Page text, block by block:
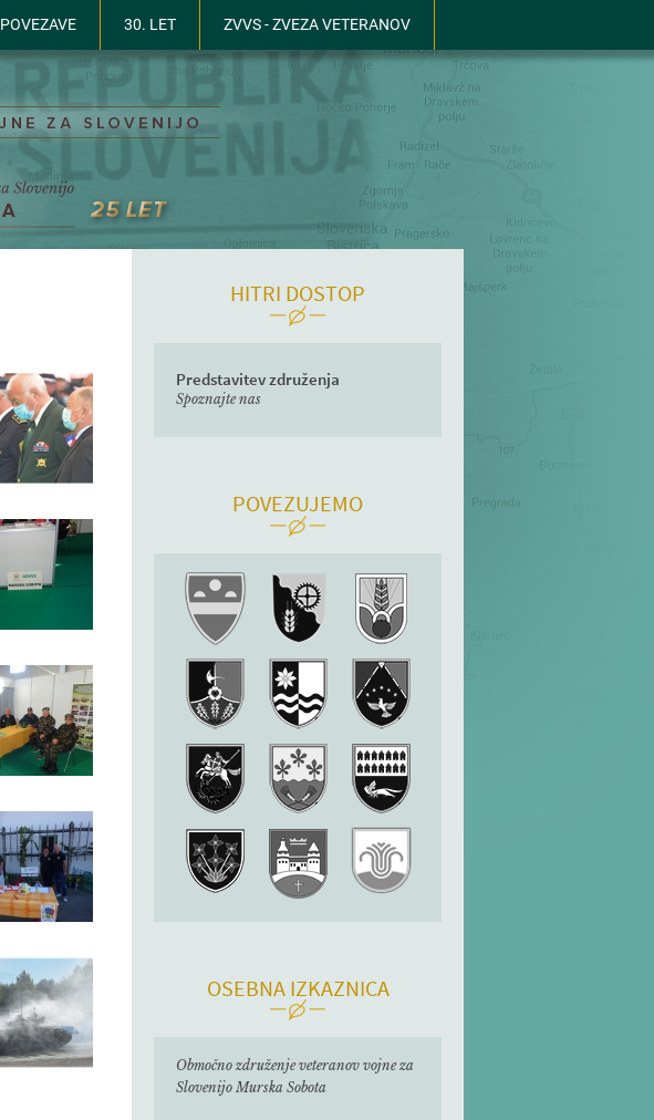
POVEZAVE 30. LET ZVVS - ZVEZA VETERANOV
HITRI DOSTOP
Predstavitev združenja
Spoznajte nas
POVEZUJEMO
OSEBNA IZKAZNICA
Območno združenje veteranov vojne za
Slovenijo Murska Sobota